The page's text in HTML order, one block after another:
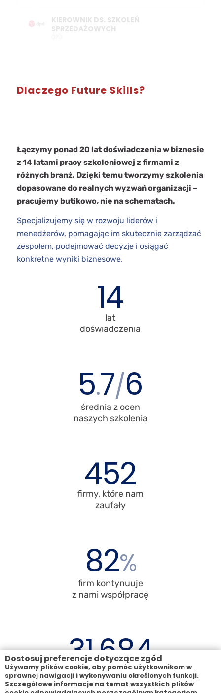
KIEROWNIK DS. SZKOLEŃ
SPRZEDAŻOWYCH
Dlaczego Future Skills?
Łączymy ponad 20 lat doświadczenia w biznesie
z 14 latami pracy szkoleniowej z firmami z
różnych branż. Dzięki temu tworzymy szkolenia
dopasowane do realnych wyzwań organizacji –
pracujemy butikowo, nie na schematach.
Specjalizujemy się w rozwoju liderów i
menedżerów, pomagając im skutecznie zarządzać
zespołem, podejmować decyzje i osiągać
konkretne wyniki biznesowe.
14
lat
doświadczenia
5.7/6
średnia z ocen
naszych szkolenia
452
firmy, które nam
zaufały
82%
firm kontynuuje
z nami współpracę
31684
godzin
szkoleniowych
Dostosuj preferencje dotyczące zgód
Używamy plików cookie, aby pomóc użytkownikom w
sprawnej nawigacji i wykonywaniu określonych funkcji.
Szczegółowe informacje na temat wszystkich plików